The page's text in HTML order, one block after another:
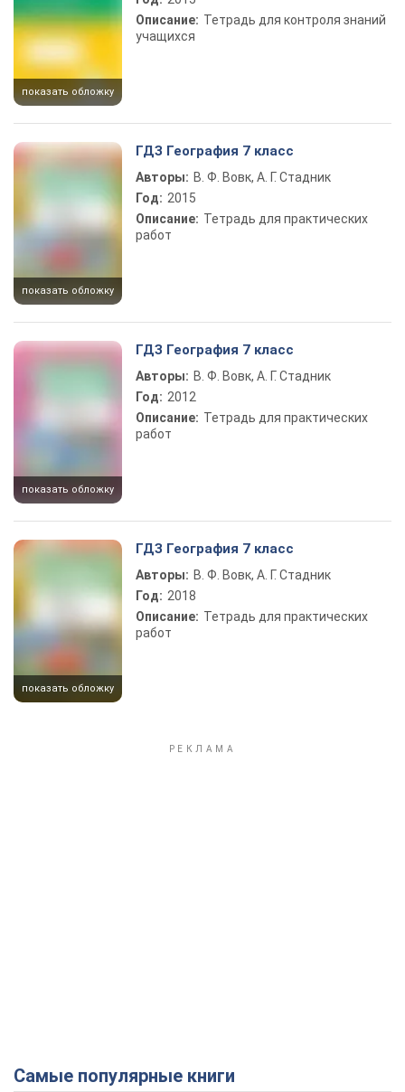
показать обложку
Описание: Тетрадь для контроля знаний
учащихся
показать обложку
ГДЗ География 7 класс
Авторы: В. Ф. Вовк, А. Г. Стадник
Год: 2015
Описание: Тетрадь для практических
работ
показать обложку
ГДЗ География 7 класс
Авторы: В. Ф. Вовк, А. Г. Стадник
Год: 2012
Описание: Тетрадь для практических
работ
показать обложку
ГДЗ География 7 класс
Авторы: В. Ф. Вовк, А. Г. Стадник
Год: 2018
Описание: Тетрадь для практических
работ
Самые популярные книги